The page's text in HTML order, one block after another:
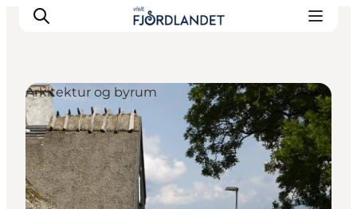
Byer & steder
Det sker
Guides & inspiration
Overnatning
Arkitektur og byrum